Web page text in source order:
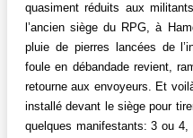
quasiment réduits aux
l’ancien siège du RPG, à
pluie de pierres lancées de
foule en débandade revient,
retourne aux envoyeurs. Et
installé devant le siège pour
quelques manifestants: 3 ou